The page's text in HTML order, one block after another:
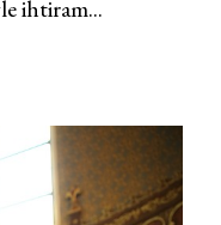
ihtiram...